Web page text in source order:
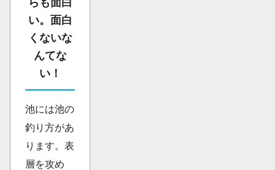
らも面白
い。面白
くないな
んてな
い！
池には池の
釣り方があ
ります。表
層を攻め